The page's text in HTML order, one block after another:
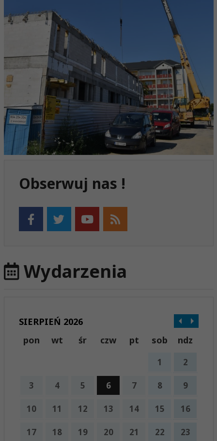
Obserwuj nas !
Wydarzenia
SIERPIEŃ 2026
pon
wt śr czw pt sob ndz
1 2
3 4 5 6 7 8 9
10 11 12 13 14 15 16
17 18 19 20 21 22 23